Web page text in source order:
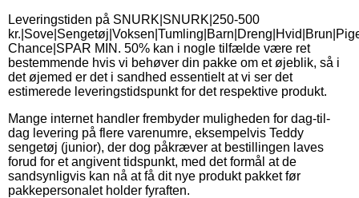
Leveringstiden på SNURK|SNURK|250-500
Chance|SPAR MIN. 50% kan i nogle tilfælde være ret
bestemmende hvis vi behøver din pakke om et øjeblik, så i
det øjemed er det i sandhed essentielt at vi ser det
estimerede leveringstidspunkt for det respektive produkt.
Mange internet handler frembyder muligheden for dag-til-
dag levering på flere varenumre, eksempelvis Teddy
sengetøj (junior), der dog påkræver at bestillingen laves
forud for et angivent tidspunkt, med det formål at de
sandsynligvis kan nå at få dit nye produkt pakket før
pakkepersonalet holder fyraften.